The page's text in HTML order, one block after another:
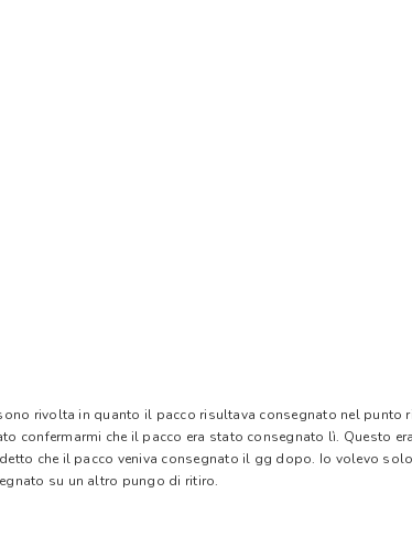
rivolta in quanto il pacco risultava consegnato nel punto
confermarmi che il pacco era stato consegnato lì. Questo
che il pacco veniva consegnato il gg dopo. Io volevo
su un altro pungo di ritiro.